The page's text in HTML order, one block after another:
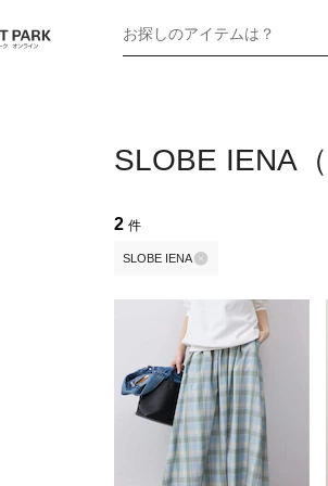
お探しのアイテムは？
SLOBE IENA
2 件
SLOBE IENA